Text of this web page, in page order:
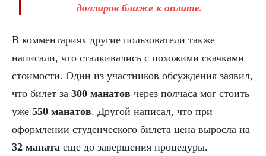
долларов ближе к оплате.
В комментариях другие пользователи также
написали, что сталкивались с похожими скачками
стоимости. Один из участников обсуждения заявил,
что билет за 300 манатов через полчаса мог стоить
уже 550 манатов. Другой написал, что при
оформлении студенческого билета цена выросла на
32 маната еще до завершения процедуры.